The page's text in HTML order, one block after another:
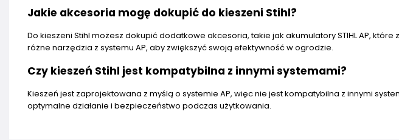
Jakie akcesoria mogę dokupić do kieszeni Stihl?
Do kieszeni Stihl możesz dokupić dodatkowe akcesoria, takie jak akumulatory STIHL AP,
różne narzędzia z systemu AP, aby zwiększyć swoją efektywność w ogrodzie.
Czy kieszeń Stihl jest kompatybilna z innymi systemami?
Kieszeń jest zaprojektowana z myślą o systemie AP, więc nie jest kompatybilna z innymi
optymalne działanie i bezpieczeństwo podczas użytkowania.